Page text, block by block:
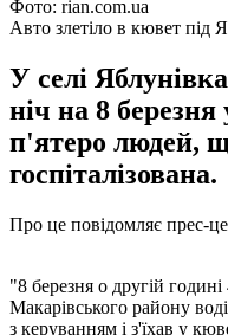
Фото: rian.com.ua
Авто злетіло в кювет під
У селі
ніч на 8
п'ятеро людей,
госпіталізована.
Про це повідомляє прес-
"8 березня о другій
Макарівського району
з керуванням і з'їхав у